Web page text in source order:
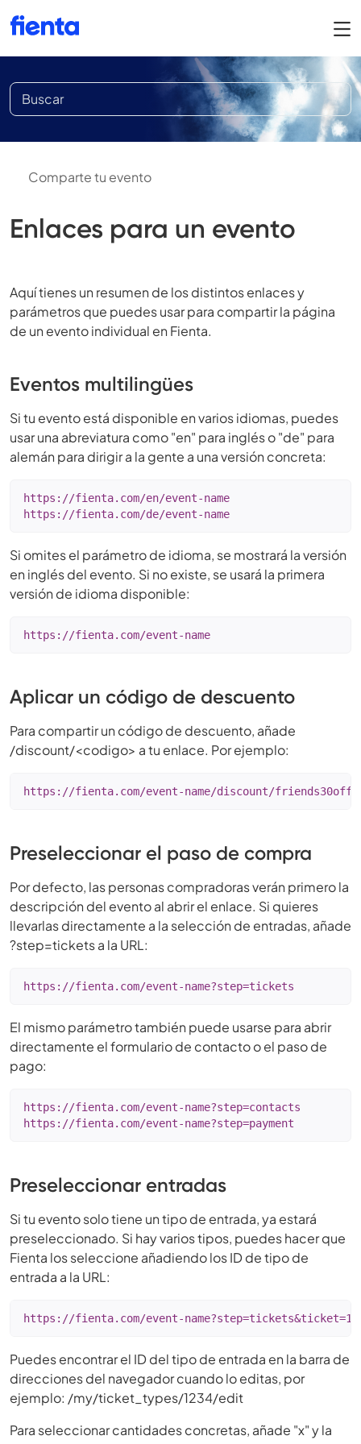
Comparte tu evento
Enlaces para un evento
Aquí tienes un resumen de los distintos enlaces y
parámetros que puedes usar para compartir la página
de un evento individual en Fienta.
Eventos multilingües
Si tu evento está disponible en varios idiomas, puedes
usar una abreviatura como "en" para inglés o "de" para
alemán para dirigir a la gente a una versión concreta:
https://fienta.com/en/event-name
https://fienta.com/de/event-name
Si omites el parámetro de idioma, se mostrará la versión
en inglés del evento. Si no existe, se usará la primera
versión de idioma disponible:
https://fienta.com/event-name
Aplicar un código de descuento
Para compartir un código de descuento, añade
/discount/<codigo> a tu enlace. Por ejemplo:
https://fienta.com/event-name/discount/friends30off
Preseleccionar el paso de compra
Por defecto, las personas compradoras verán primero la
descripción del evento al abrir el enlace. Si quieres
llevarlas directamente a la selección de entradas, añade
?step=tickets a la URL:
https://fienta.com/event-name?step=tickets
El mismo parámetro también puede usarse para abrir
directamente el formulario de contacto o el paso de
pago:
https://fienta.com/event-name?step=contacts
https://fienta.com/event-name?step=payment
Preseleccionar entradas
Si tu evento solo tiene un tipo de entrada, ya estará
preseleccionado. Si hay varios tipos, puedes hacer que
Fienta los seleccione añadiendo los ID de tipo de
entrada a la URL:
https://fienta.com/event-
Puedes encontrar el ID del tipo de entrada en la barra de
direcciones del navegador cuando lo editas, por
ejemplo: /my/ticket_types/1234/edit
Para seleccionar cantidades concretas, añade "x" y la